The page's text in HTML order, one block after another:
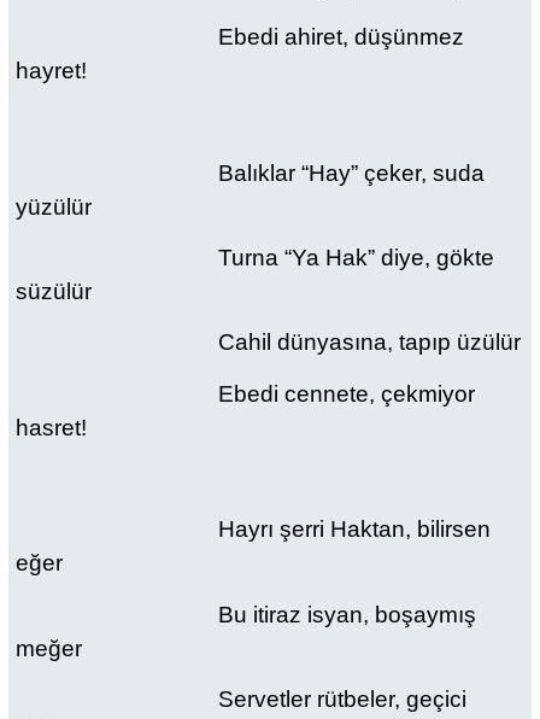
Ebedi ahiret, düşünmez
hayret!
Balıklar “Hay” çeker, suda
yüzülür
Turna “Ya Hak” diye, gökte
süzülür
Cahil dünyasına, tapıp üzülür
Ebedi cennete, çekmiyor
hasret!
Hayrı şerri Haktan, bilirsen
eğer
Bu itiraz isyan, boşaymış
meğer
Servetler rütbeler, geçici